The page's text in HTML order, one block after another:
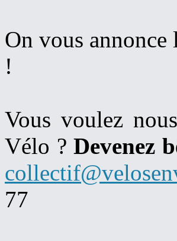
On vous
!
Vous voulez
Vélo ?Devenez
77